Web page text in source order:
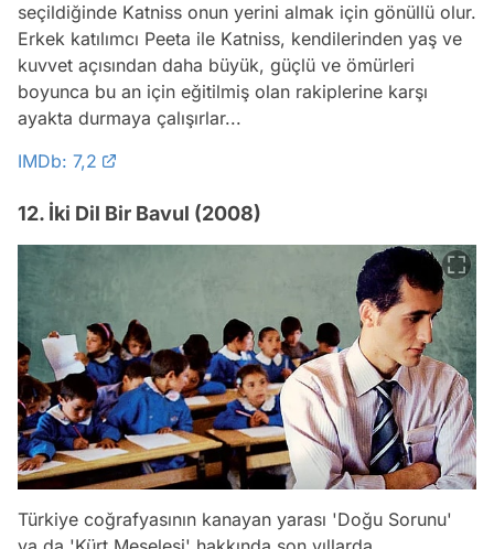
seçildiğinde Katniss onun yerini almak için gönüllü olur.
Erkek katılımcı Peeta ile Katniss, kendilerinden yaş ve
kuvvet açısından daha büyük, güçlü ve ömürleri
boyunca bu an için eğitilmiş olan rakiplerine karşı
ayakta durmaya çalışırlar...
IMDb: 7,2
12. İki Dil Bir Bavul (2008)
Türkiye coğrafyasının kanayan yarası 'Doğu Sorunu'